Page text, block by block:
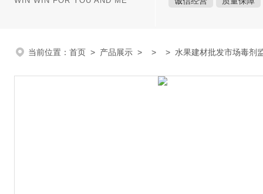
当前位置： 首页 > 产品展示 > > > 水果建材批发市场毒剂